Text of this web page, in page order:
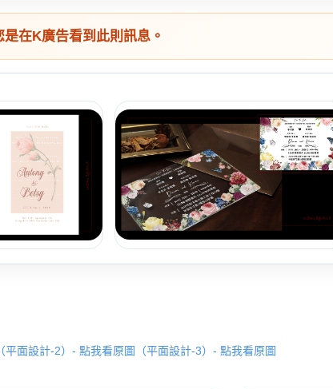
在K廣告看到此則訊息。
（平面設計-2）- 點我看原圖 （平面設計-3）- 點我看原圖